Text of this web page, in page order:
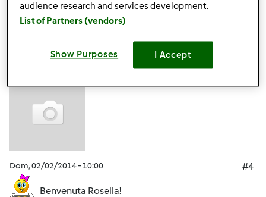
In cima
Dom, 02/02/2014 - 10:00 #4
Benvenuta Rosella!
audience research and services development.
List of Partners (vendors)
Show Purposes I Accept